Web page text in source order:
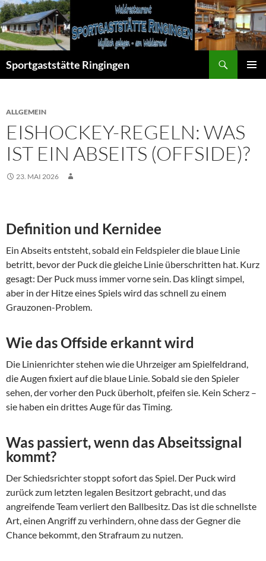
Zum
Inhalt
springen
Sportgaststätte Ringingen
ALLGEMEIN
EISHOCKEY-REGELN: WAS
IST EIN ABSEITS (OFFSIDE)?
23. MAI 2026
Definition und Kernidee
Ein Abseits entsteht, sobald ein Feldspieler die blaue Linie
betritt, bevor der Puck die gleiche Linie überschritten hat. Kurz
gesagt: Der Puck muss immer vorne sein. Das klingt simpel,
aber in der Hitze eines Spiels wird das schnell zu einem
Grauzonen-Problem.
Wie das Offside erkannt wird
Die Linienrichter stehen wie die Uhrzeiger am Spielfeldrand,
die Augen fixiert auf die blaue Linie. Sobald sie den Spieler
sehen, der vorher den Puck überholt, pfeifen sie. Kein Scherz –
sie haben ein drittes Auge für das Timing.
Was passiert, wenn das Abseitssignal
kommt?
Der Schiedsrichter stoppt sofort das Spiel. Der Puck wird
zurück zum letzten legalen Besitzort gebracht, und das
angreifende Team verliert den Ballbesitz. Das ist die schnellste
Art, einen Angriff zu verhindern, ohne dass der Gegner die
Chance bekommt, den Strafraum zu nutzen.